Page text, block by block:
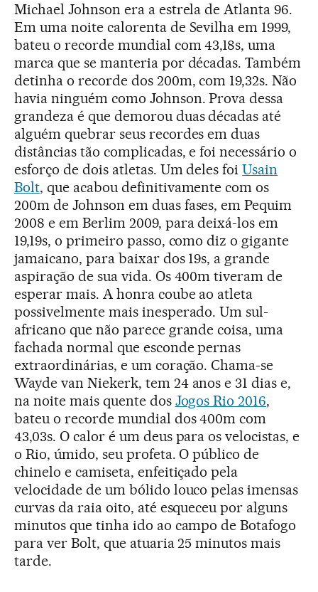
Michael Johnson era a estrela de Atlanta 96.
Em uma noite calorenta de Sevilha em 1999,
bateu o recorde mundial com 43,18s, uma
marca que se manteria por décadas. Também
detinha o recorde dos 200m, com 19,32s. Não
havia ninguém como Johnson. Prova dessa
grandeza é que demorou duas décadas até
alguém quebrar seus recordes em duas
distâncias tão complicadas, e foi necessário o
esforço de dois atletas. Um deles foiUsain
Bolt, que acabou definitivamente com os
200m de Johnson em duas fases, em Pequim
2008 e em Berlim 2009, para deixá-los em
19,19s, o primeiro passo, como diz o gigante
jamaicano, para baixar dos 19s, a grande
aspiração de sua vida. Os 400m tiveram de
esperar mais. A honra coube ao atleta
possivelmente mais inesperado. Um sul-
africano que não parece grande coisa, uma
fachada normal que esconde pernas
extraordinárias, e um coração. Chama-se
Wayde van Niekerk, tem 24 anos e 31 dias e,
na noite mais quente dos Jogos Rio 2016,
bateu o recorde mundial dos 400m com
43,03s. O calor é um deus para os velocistas, e
o Rio, úmido, seu profeta. O público de
chinelo e camiseta, enfeitiçado pela
velocidade de um bólido louco pelas imensas
curvas da raia oito, até esqueceu por alguns
minutos que tinha ido ao campo de Botafogo
para ver Bolt, que atuaria 25 minutos mais
tarde.